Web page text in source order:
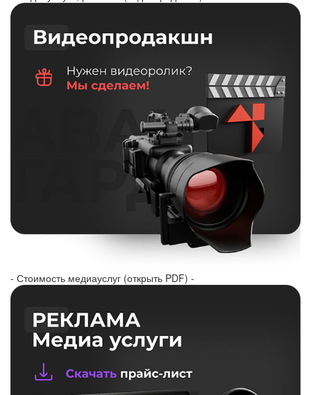
- Стоимость медиауслуг (открыть PDF) -